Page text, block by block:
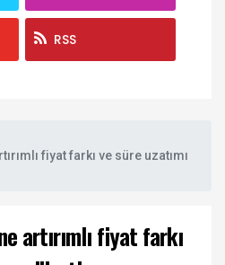
RSS
fiyat farkı ve süre uzatımı
artırımlı fiyat farkı